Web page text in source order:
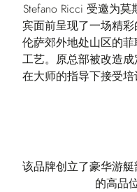
Stefano Ricci 受邀为
宾面前呈现了一场精
伦萨郊外地处山区的
工艺。原总部被改造
在大师的指导下接受
该品牌创立了豪华游
的高品